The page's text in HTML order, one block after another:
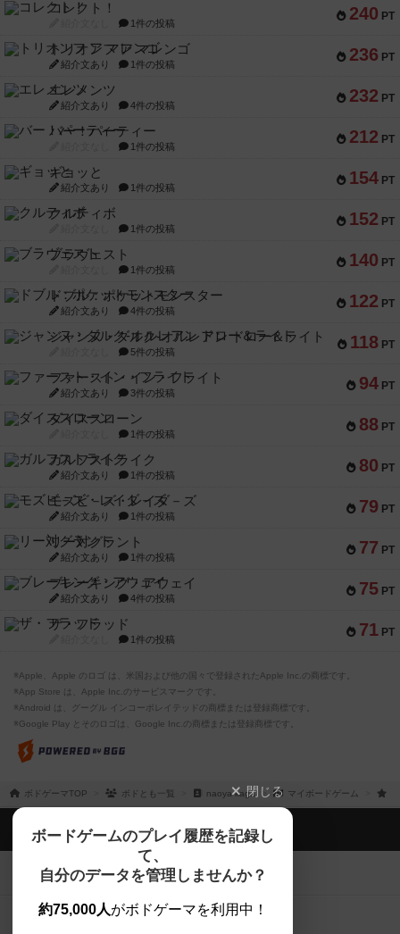
240 PT
コレクト！
1件の投稿
236 PT
トリオンフ ア マレンゴ
紹介文あり 1件の投稿
232 PT
エレメンツ
紹介文あり 4件の投稿
212 PT
バー！パーティー
1件の投稿
154 PT
ギョッと
紹介文あり 1件の投稿
152 PT
クルティボ
1件の投稿
140 PT
ブラヴェスト
1件の投稿
122 PT
ドブル：ポケットモンスター
紹介文あり 4件の投稿
118 PT
ジャンヌ・ダルク-オルレアン ドロー＆ライト
5件の投稿
94 PT
ファースト・イン・フライト
紹介文あり 3件の投稿
88 PT
ダイススローン
1件の投稿
80 PT
ガルフストライク
紹介文あり 1件の投稿
79 PT
モズビ－ズ・レイダ－ズ
紹介文あり 1件の投稿
77 PT
リー対グラント
紹介文あり 1件の投稿
75 PT
ブレーキング・アウェイ
紹介文あり 4件の投稿
71 PT
ザ・フラッド
1件の投稿
※Apple、Apple のロゴ は、米国および他の国々で登録されたApple Inc.の商標です。
※App Store は、Apple Inc.のサービスマークです。
※Android は、グーグル インコーポレイテッドの商標または登録商標です。
※Google Play とそのロゴは、Google Inc.の商標または登録商標です。
ボドゲーマTOP ボドとも一覧 naoya kaga マイボードゲーム
閉じる
ボードゲームのプレイ履歴を記録し
て、
自分のデータを管理しませんか？
約75,000人がボドゲーマを利用中！
ボドゲーマTOP
ボードゲームを検索する
ボードゲームの新着レビュー